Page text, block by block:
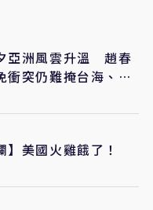
亞洲風雲升溫 趙春
衝突仍難掩台海、東
】美國火雞餓了！